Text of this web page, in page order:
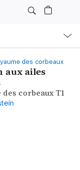
des corbeaux
aux ailes
corbeaux T1